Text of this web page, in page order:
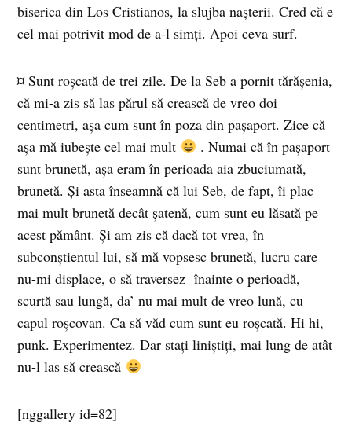
biserica din Los Cristianos, la slujba naşterii. Cred că e
cel mai potrivit mod de a-l simţi. Apoi ceva surf.
¤ Sunt roşcată de trei zile. De la Seb a pornit tărăşenia,
că mi-a zis să las părul să crească de vreo doi
centimetri, aşa cum sunt în poza din paşaport. Zice că
aşa mă iubeşte cel mai mult
. Numai că în paşaport
sunt brunetă, aşa eram în perioada aia zbuciumată,
brunetă. Şi asta înseamnă că lui Seb, de fapt, îi plac
mai mult brunetă decât şatenă, cum sunt eu lăsată pe
acest pământ. Şi am zis că dacă tot vrea, în
subconştientul lui, să mă vopsesc brunetă, lucru care
nu-mi displace, o să traversez înainte o perioadă,
scurtă sau lungă, da’ nu mai mult de vreo lună, cu
capul roşcovan. Ca să văd cum sunt eu roşcată. Hi hi,
punk. Experimentez. Dar staţi liniştiţi, mai lung de atât
nu-l las să crească
[nggallery id=82]